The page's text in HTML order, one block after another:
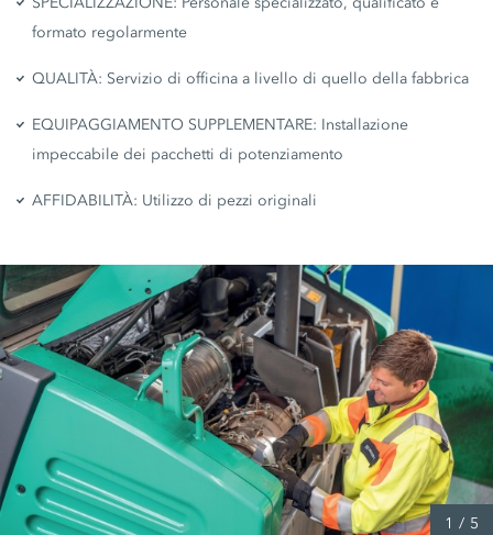
formato regolarmente
QUALITÀ: Servizio di officina a livello di quello della fabbrica
EQUIPAGGIAMENTO SUPPLEMENTARE: Installazione
impeccabile dei pacchetti di potenziamento
AFFIDABILITÀ: Utilizzo di pezzi originali
1 / 5